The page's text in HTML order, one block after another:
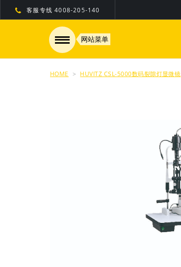
网站菜单
客服专线4008-205-140
HOME HUVITZ CSL-5000数码裂隙灯显微镜